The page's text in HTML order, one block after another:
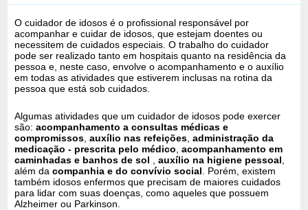
O cuidador de idosos é o profissional responsável por
acompanhar e cuidar de idosos, que estejam doentes ou
necessitem de cuidados especiais. O trabalho do cuidador
pode ser realizado tanto em hospitais quanto na residência da
pessoa e, neste caso, envolve o acompanhamento e o auxílio
em todas as atividades que estiverem inclusas na rotina da
pessoa que está sob cuidados.
Algumas atividades que um cuidador de idosos pode exercer
são:acompanhamento a consultas médicas e
compromissos ,auxílio nas refeições ,administração da
medicação - prescrita pelo médico ,acompanhamento em
caminhadas e banhos de sol ,auxílio na higiene pessoal
além dacompanhia e do convívio social . Porém, existem
também idosos enfermos que precisam de maiores cuidados
para lidar com suas doenças, como aqueles que possuem
Alzheimer ou Parkinson.